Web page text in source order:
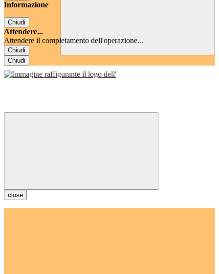
Informazione
Chiudi
Attendere...
Attendere il completamento dell'operazione...
Chiudi
Chiudi
close